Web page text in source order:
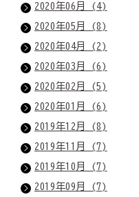
2020年06月 (4)
2020年05月 (8)
2020年04月 (2)
2020年03月 (6)
2020年02月 (5)
2020年01月 (6)
2019年12月 (8)
2019年11月 (7)
2019年10月 (7)
2019年09月 (7)